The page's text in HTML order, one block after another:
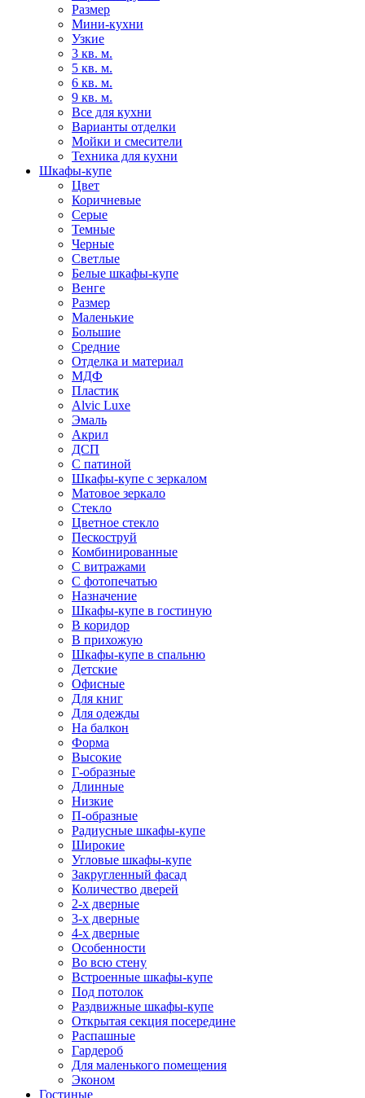
Размер
Мини-кухни
Узкие
3 кв. м.
5 кв. м.
6 кв. м.
9 кв. м.
Все для кухни
Варианты отделки
Мойки и смесители
Техника для кухни
Шкафы-купе
Цвет
Коричневые
Серые
Темные
Черные
Светлые
Белые шкафы-купе
Венге
Размер
Маленькие
Большие
Средние
Отделка и материал
МДФ
Пластик
Alvic Luxe
Эмаль
Акрил
ДСП
С патиной
Шкафы-купе с зеркалом
Матовое зеркало
Стекло
Цветное стекло
Пескоструй
Комбинированные
С витражами
С фотопечатью
Назначение
Шкафы-купе в гостиную
В коридор
В прихожую
Шкафы-купе в спальню
Детские
Офисные
Для книг
Для одежды
На балкон
Форма
Высокие
Г-образные
Длинные
Низкие
П-образные
Радиусные шкафы-купе
Широкие
Угловые шкафы-купе
Закругленный фасад
Количество дверей
2-х дверные
3-х дверные
4-х дверные
Особенности
Во всю стену
Встроенные шкафы-купе
Под потолок
Раздвижные шкафы-купе
Открытая секция посередине
Распашные
Гардероб
Для маленького помещения
Эконом
Гостиные